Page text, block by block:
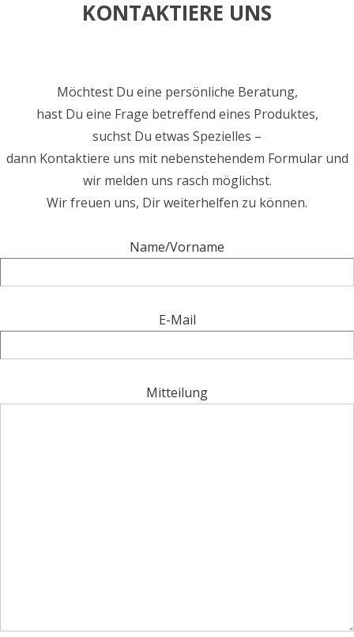
KONTAKTIERE UNS
Möchtest Du eine persönliche Beratung,
hast Du eine Frage betreffend eines Produktes,
suchst Du etwas Spezielles –
dann Kontaktiere uns mit nebenstehendem Formular und
wir melden uns rasch möglichst.
Wir freuen uns, Dir weiterhelfen zu können.
Name/Vorname
E-Mail
Mitteilung